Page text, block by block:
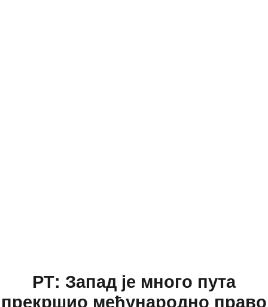
РТ: Запад је много пута
прекршио међународно право